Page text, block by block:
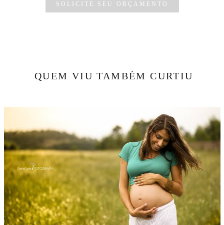
SOLICITE SEU ORÇAMENTO
QUEM VIU TAMBÉM CURTIU